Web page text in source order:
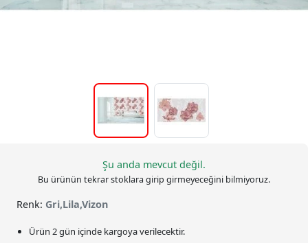
Şu anda mevcut değil.
Bu ürünün tekrar stoklara girip girmeyeceğini bilmiyoruz.
Renk: Gri,Lila,Vizon
Ürün 2 gün içinde kargoya verilecektir.